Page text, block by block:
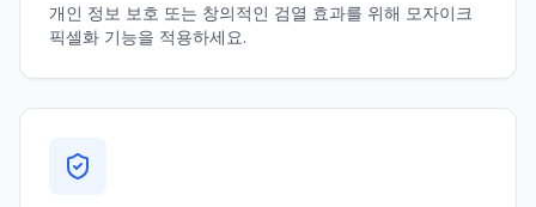
개인 정보 보호 또는 창의적인 검열 효과를 위해 모자이크
픽셀화 기능을 적용하세요.